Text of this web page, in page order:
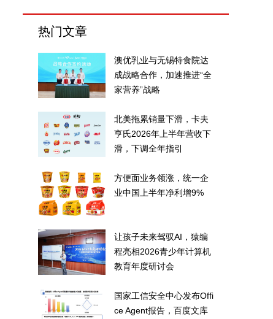
热门文章
澳优乳业与无锡特食院达
成战略合作，加速推进“全
家营养”战略
北美拖累销量下滑，卡夫
亨氏2026年上半年营收下
滑，下调全年指引
方便面业务领涨，统一企
业中国上半年净利增9%
让孩子未来驾驭AI，猿编
程亮相2026青少年计算机
教育年度研讨会
国家工信安全中心发布Offi
ce Agent报告，百度文库